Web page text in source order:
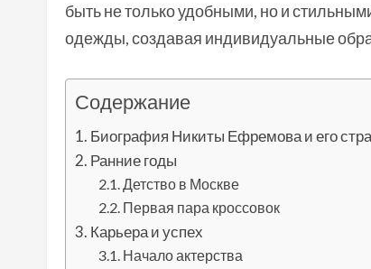
быть не только удобными, но и
одежды, создавая индивидуальные
Содержание
Биография Никиты Ефремова и его
Ранние годы
Детство в Москве
Первая пара кроссовок
Карьера и успех
Начало актерства